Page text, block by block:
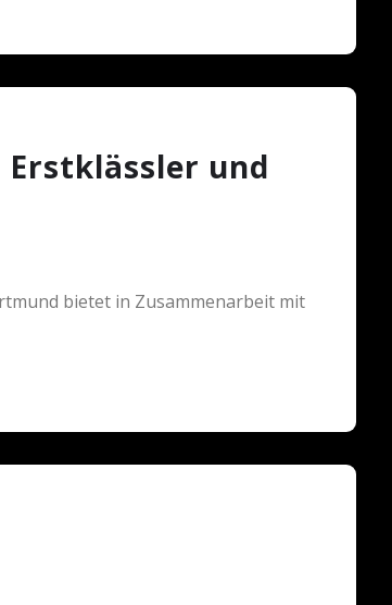
und
bietet in Zusammenarbeit mit